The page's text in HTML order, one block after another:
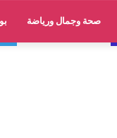
صحة وجمال ورياضة